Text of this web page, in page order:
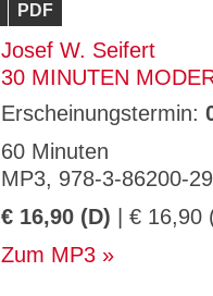
PDF
Josef W. Seifert
30 MINUTEN
Erscheinungstermin:
60 Minuten
MP3, 978-3-86200-
€ 16,90 (D) | € 16,90
Zum MP3